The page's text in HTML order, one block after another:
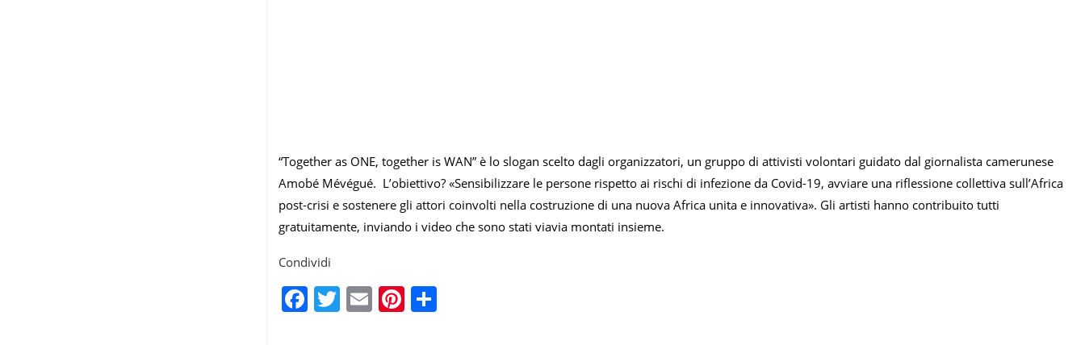
“Together as ONE, together is WAN” è lo slogan scelto dagli organizzatori, un gruppo di attivisti volontari guidato dal giornalista camerunese
Amobé Mévégué. L’obiettivo? «Sensibilizzare le persone rispetto ai rischi di infezione da Covid-19, avviare una riflessione collettiva sull’Africa
post-crisi e sostenere gli attori coinvolti nella costruzione di una nuova Africa unita e innovativa». Gli artisti hanno contribuito tutti
gratuitamente, inviando i video che sono stati viavia montati insieme.
Condividi
Facebook
Twitter
EmailPinterest